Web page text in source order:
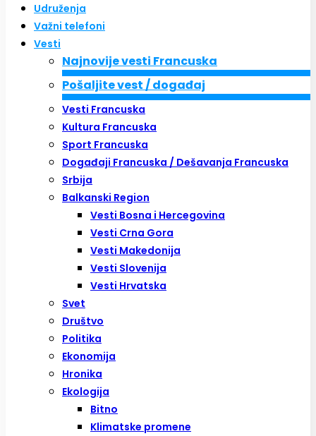
Udruženja
Važni telefoni
Vesti
Najnovije vesti Francuska
Pošaljite vest / događaj
Vesti Francuska
Kultura Francuska
Sport Francuska
Događaji Francuska / Dešavanja Francuska
Srbija
Balkanski Region
Vesti Bosna i Hercegovina
Vesti Crna Gora
Vesti Makedonija
Vesti Slovenija
Vesti Hrvatska
Svet
Društvo
Politika
Ekonomija
Hronika
Ekologija
Bitno
Klimatske promene